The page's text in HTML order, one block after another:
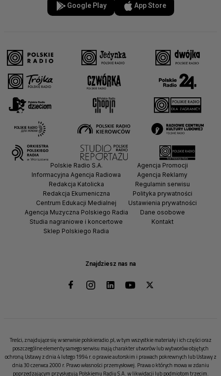
Google Play App Store
Znajdziesz nas na
Polskie Radio S.A.
Informacyjna Agencja Radiowa
Redakcja Katolicka
Redakcja Ekumeniczna
Centrum Edukacji Medialnej
Agencja Muzyczna Polskiego Radia
Studia nagraniowe i koncertowe
Sklep Polskiego Radia
Agencja Promocji
Agencja Reklamy
Regulamin serwisu
Polityka prywatności
Ustawienia prywatności
Dane osobowe
Kontakt
Treści, znajdujące się w serwisie polskieradio.pl, w tym wszystkie materiały i ich części oraz
poszczególne elementy samego serwisu mają charakter utworów lub wytworów objętych
ochroną Ustawy z dnia 4 lutego 1994 r. o prawie autorskim i prawach pokrewnych lub Ustawy z
dnia 30 czerwca 2000 r. Prawo własności przemysłowej. Prawa o których mowa w zdaniu
poprzedzającym przysługują Polskiemu Radiu S.A. w likwidacji lub podmiotom trzecim.